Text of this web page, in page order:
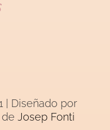
| Diseñado por
Josep Fonti